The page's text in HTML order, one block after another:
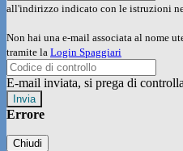
all'indirizzo indicato con le istruzioni
Non hai una e-mail associata al nome
tramite la Login Spaggiari
E-mail inviata, si prega di
Errore
Chiudi